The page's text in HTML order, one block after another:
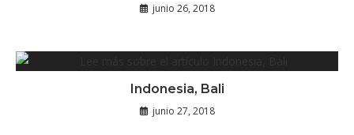
junio 26, 2018
Indonesia, Bali
junio 27, 2018